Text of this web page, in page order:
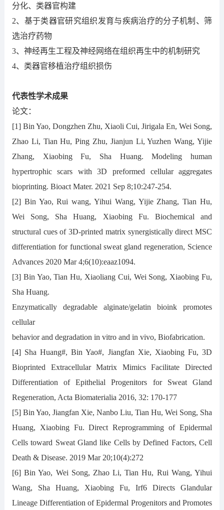
分化、类器官构建
2、基于类器官研究组织发育与疾病治疗的分子机制、筛
选治疗药物
3、神经再生工程及神经网络在组织再生中的机制研究
4、类器官移植治疗组织损伤
代表性学术成果
论文：
[1] Bin Yao, Dongzhen Zhu, Xiaoli Cui, Jirigala En, Wei Song,
Zhao Li, Tian Hu, Ping Zhu, Jianjun Li, Yuzhen Wang, Yijie
Zhang, Xiaobing Fu, Sha Huang. Modeling human
hypertrophic scars with 3D preformed cellular aggregates
bioprinting. Bioact Mater. 2021 Sep 8;10:247-254.
[2] Bin Yao, Rui wang, Yihui Wang, Yijie Zhang, Tian Hu,
Wei Song, Sha Huang, Xiaobing Fu. Biochemical and
structural cues of 3D-printed matrix synergistically direct MSC
differentiation for functional sweat gland regeneration, Science
Advances 2020 Mar 4;6(10):eaaz1094.
[3] Bin Yao, Tian Hu, Xiaoliang Cui, Wei Song, Xiaobing Fu,
Sha Huang.
Enzymatically degradable alginate/gelatin bioink promotes
cellular
behavior and degradation in vitro and in vivo, Biofabrication.
[4] Sha Huang#, Bin Yao#, Jiangfan Xie, Xiaobing Fu, 3D
Bioprinted Extracellular Matrix Mimics Facilitate Directed
Differentiation of Epithelial Progenitors for Sweat Gland
Regeneration, Acta Biomaterialia 2016, 32: 170-177
[5] Bin Yao, Jiangfan Xie, Nanbo Liu, Tian Hu, Wei Song, Sha
Huang, Xiaobing Fu. Direct Reprogramming of Epidermal
Cells toward Sweat Gland like Cells by Defined Factors, Cell
Death & Disease. 2019 Mar 20;10(4):272
[6] Bin Yao, Wei Song, Zhao Li, Tian Hu, Rui Wang, Yihui
Wang, Sha Huang, Xiaobing Fu, Irf6 Directs Glandular
Lineage Differentiation of Epidermal Progenitors and Promotes